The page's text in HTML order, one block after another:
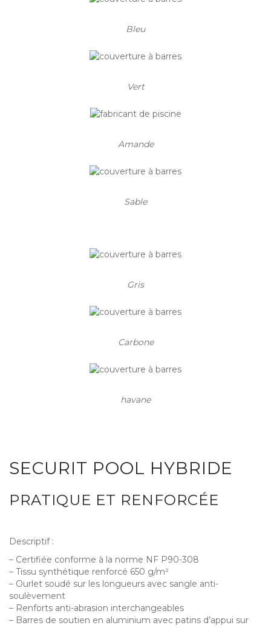
Bleu
Vert
Amande
Sable
Gris
Carbone
havane
SECURIT POOL HYBRIDE
PRATIQUE ET RENFORCÉE
Descriptif :
– Certifiée conforme à la norme NF P90-308
– Tissu synthétique renforcé 650 g/m²
– Ourlet soudé sur les longueurs avec sangle anti-
soulèvement
– Renforts anti-abrasion interchangeables
– Barres de soutien en aluminium avec patins d’appui sur